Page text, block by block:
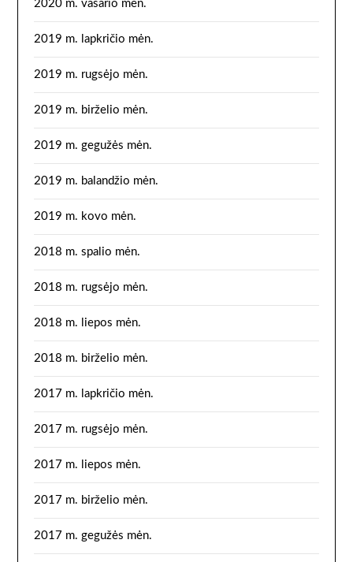
2020 m. vasario mėn.
2019 m. lapkričio mėn.
2019 m. rugsėjo mėn.
2019 m. birželio mėn.
2019 m. gegužės mėn.
2019 m. balandžio mėn.
2019 m. kovo mėn.
2018 m. spalio mėn.
2018 m. rugsėjo mėn.
2018 m. liepos mėn.
2018 m. birželio mėn.
2017 m. lapkričio mėn.
2017 m. rugsėjo mėn.
2017 m. liepos mėn.
2017 m. birželio mėn.
2017 m. gegužės mėn.